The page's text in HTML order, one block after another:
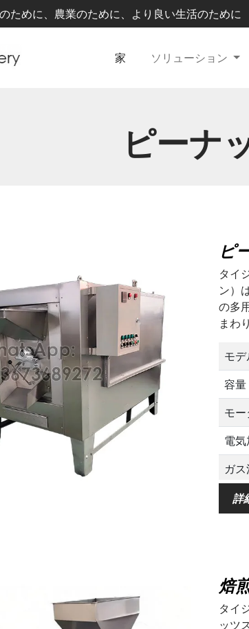
ために、農業のために、より良い生活のために
家 ソリューション
ピーナ
ピ
タイ
ン）
の多
まわ
モ
容量
モ
電
ガ
寸法
詳
焙
タイ
ッツ